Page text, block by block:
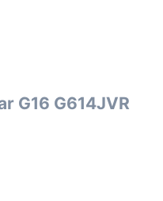
G16 G614JVR